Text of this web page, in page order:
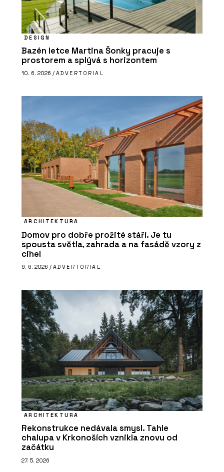
DESIGN
Bazén letce Martina Šonky pracuje s
prostorem a splývá s horizontem
10. 6. 2026 / ADVERTORIAL
ARCHITEKTURA
Domov pro dobře prožité stáří. Je tu
spousta světla, zahrada a na fasádě vzory z
cihel
9. 6. 2026 / ADVERTORIAL
ARCHITEKTURA
Rekonstrukce nedávala smysl. Tahle
chalupa v Krkonoších vznikla znovu od
začátku
27. 5. 2026